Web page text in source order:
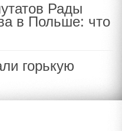
Рады
в Польше: что
горькую